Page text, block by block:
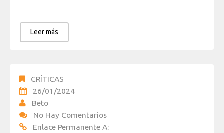
Leer más
CRÍTICAS
26/01/2024
Beto
No Hay Comentarios
Enlace Permanente A: